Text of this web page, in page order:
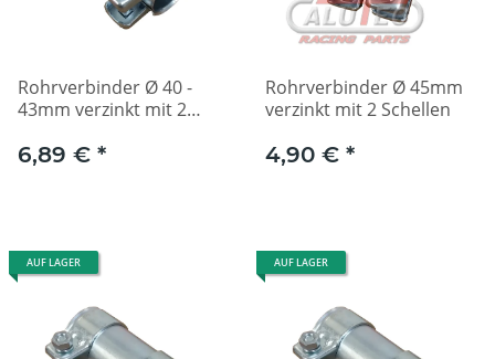
Rohrverbinder Ø 40 -
43mm verzinkt mit 2
6,89 € *
Rohrverbinder Ø 45mm
verzinkt mit 2 Schellen
4,90 € *
AUF LAGER AUF LAGER